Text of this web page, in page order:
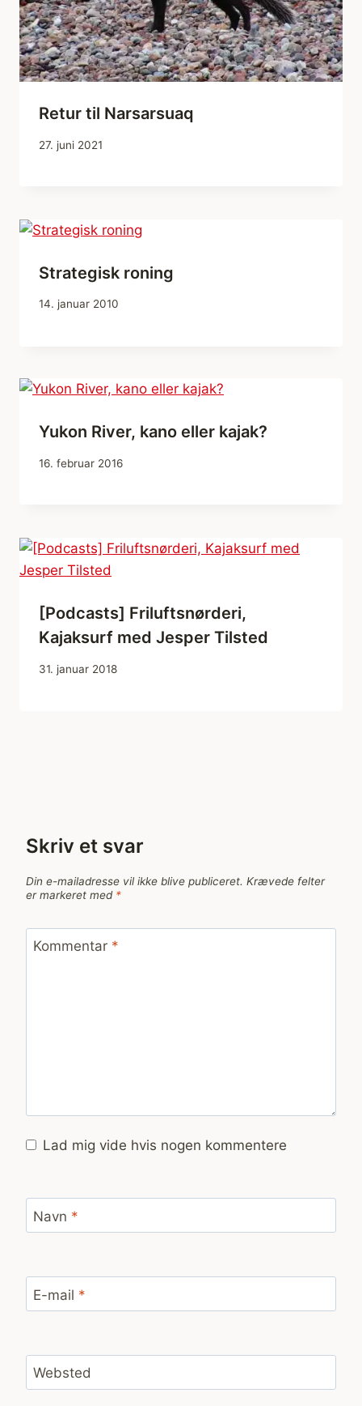
Retur til Narsarsuaq
27. juni 2021
Strategisk roning
14. januar 2010
Yukon River, kano eller kajak?
16. februar 2016
[Podcasts] Friluftsnørderi,
Kajaksurf med Jesper Tilsted
31. januar 2018
Skriv et svar
Din e-mailadresse vil ikke blive publiceret. Krævede felter
er markeret med *
Kommentar *
Lad mig vide hvis nogen kommentere
Navn *
E-mail *
Websted